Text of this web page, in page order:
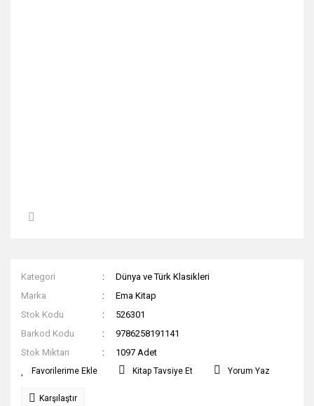
Kategori
Dünya ve Türk Klasikleri
Marka
Ema Kitap
Stok Kodu
526301
Barkod Kodu
9786258191141
Stok Miktarı
1097 Adet
Kitap Tavsiye Et Yorum Yaz
Karşılaştır